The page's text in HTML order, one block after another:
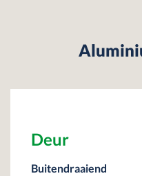
Deur
Buitendraaiend